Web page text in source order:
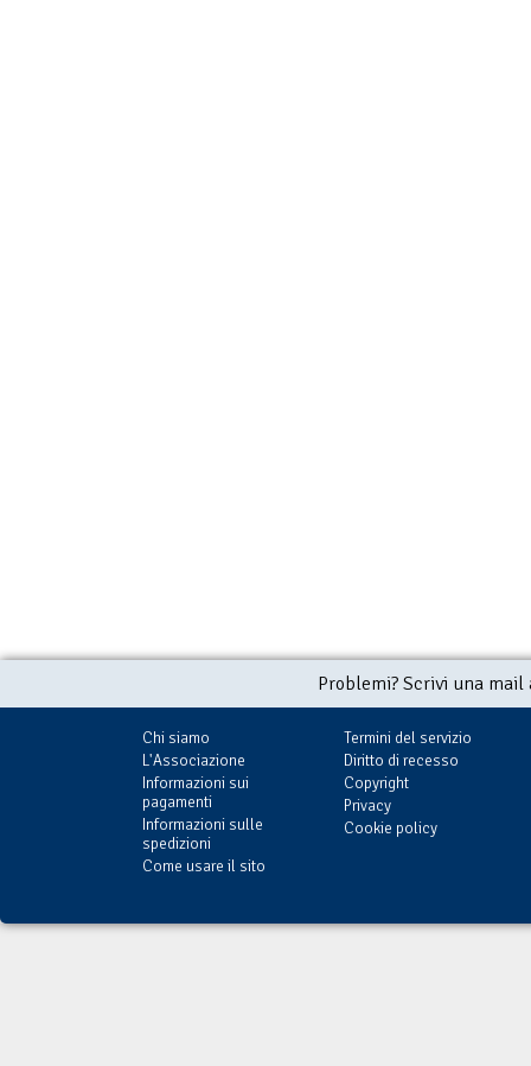
Problemi? Scrivi una
Chi siamo
L'Associazione
Informazioni sui
pagamenti
Informazioni sulle
spedizioni
Come usare il sito
Termini del servizio
Diritto di recesso
Copyright
Privacy
Cookie policy